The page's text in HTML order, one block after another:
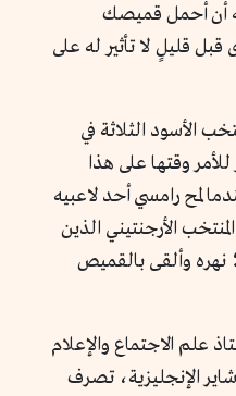
أن أحمل قميصك
قليلٍ لا تأثير له على
الأسود الثلاثة في
لم ينظر للأمر وقتها على هذا
لمح رامسي أحد لاعبيه
الأرجنتيني الذين
وألقى بالقميص
علم الاجتماع والإعلام
الإنجليزية، تصرف